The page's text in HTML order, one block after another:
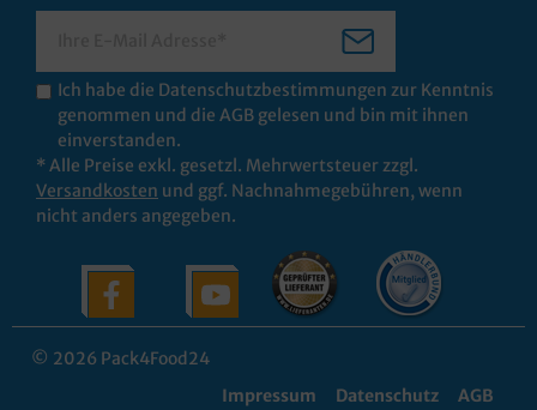
Ich habe die Datenschutzbestimmungen zur Kenntnis
genommen und die AGB gelesen und bin mit ihnen
einverstanden.
* Alle Preise exkl. gesetzl. Mehrwertsteuer zzgl.
Versandkosten und ggf. Nachnahmegebühren, wenn
nicht anders angegeben.
© 2026 Pack4Food24
Impressum
Datenschutz AGB